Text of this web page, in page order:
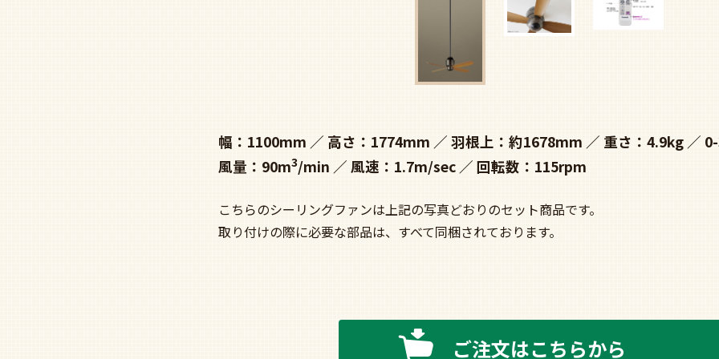
幅：1100mm 高さ：1774mm 羽根上：約1678mm 重さ：4.9kg
風量：90m3/min 風速：1.7m/sec 回転数：115rpm
こちらのシーリングファンは上記の写真どおりのセット商品です。
取り付けの際に必要な部品は、すべて同梱されております。
ご注文はこちらから